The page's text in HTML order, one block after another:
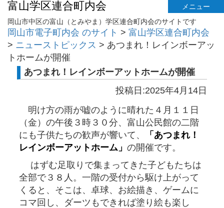
富山学区連合町内会
メニュー
岡山市中区の富山（とみやま）学区連合町内会のサイトです
岡山市電子町内会 のサイト > 富山学区連合町内会
> ニューストピックス > あつまれ！レインボーアッ
トホームが開催
あつまれ！レインボーアットホームが開催
投稿日:2025年4月14日
明け方の雨が嘘のように晴れた４月１１日
（金）の午後３時３０分、富山公民館の二階
にも子供たちの歓声が響いて、
「あつまれ！
レインボーアットホーム」 の開催です。
はずむ足取りで集まってきた子どもたちは
全部で３８人。一階の受付から駆け上がって
くると、そこは、卓球、お絵描き、ゲームに
コマ回し、ダーツもできれば塗り絵も楽し